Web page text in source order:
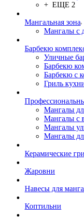
+ ЕЩЕ 2
Мангальная зона
Мангалы с
Барбекю
Уличные
Барбекю
Барбекю с
Гриль
Мангалы
Мангалы с
Мангалы
Мангалы
Керамические
Жаровни
Навесы для
Коптильни